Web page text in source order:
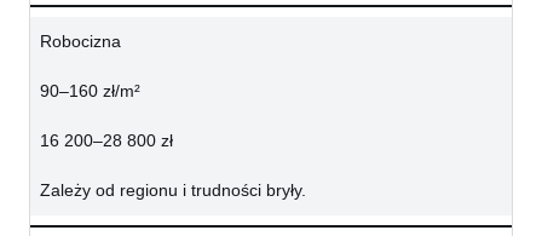
Robocizna
90–160 zł/m²
16 200–28 800 zł
Zależy od regionu i trudności bryły.